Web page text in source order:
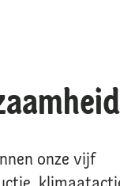
onze vijf